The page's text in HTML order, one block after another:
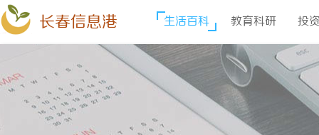
长春信息港 生活百科 教育科研 投